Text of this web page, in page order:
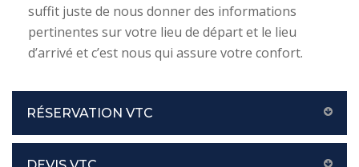
suffit juste de nous donner des informations
pertinentes sur votre lieu de départ et le lieu
d’arrivé et c’est nous qui assure votre confort.
RÉSERVATION VTC